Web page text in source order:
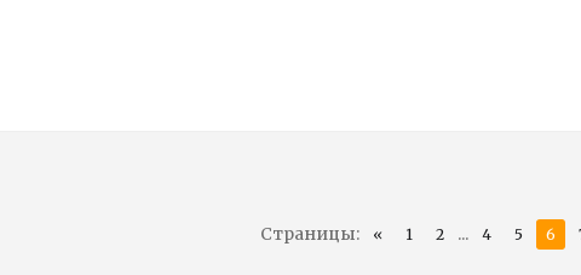
Страницы: « 1 2 ... 4 5 6